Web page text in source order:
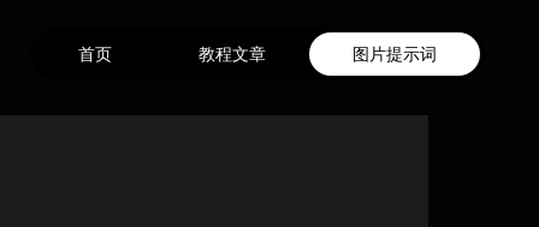
首页 教程文章 图片提示词